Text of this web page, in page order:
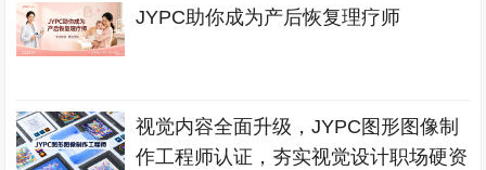
JYPC助你成为产后恢复理疗师
视觉内容全面升级，JYPC图形图像制
作工程师认证，夯实视觉设计职场硬资